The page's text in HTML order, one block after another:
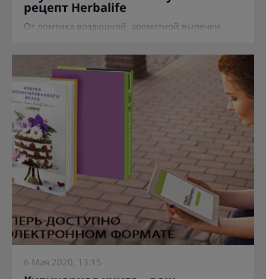
рецепт Herbalife
От ломтика воздушной, ароматной выпечки...
6 Мая 2020, 13:15